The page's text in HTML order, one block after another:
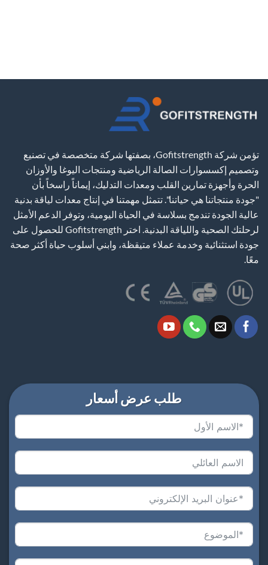
تؤمن شركة Gofitstrength، بصفتها شركة متخصصة في تصنيع
وتصميم إكسسوارات الصالة الرياضية ومنتجات اليوغا والأوزان
الحرة وأجهزة تمارين القلب ومعدات التدليك، إيماناً راسخاً بأن
"جودة منتجاتنا هي حياتنا". تتمثل مهمتنا في إنتاج معدات لياقة بدنية
عالية الجودة تندمج بسلاسة في الحياة اليومية، وتوفر الدعم الأمثل
لرحلتك الصحية واللياقة البدنية. اختر Gofitstrength للحصول على
جودة استثنائية وخدمة عملاء متيقظة، وابني أسلوب حياة أكثر صحة
معًا.
طلب عرض أسعار